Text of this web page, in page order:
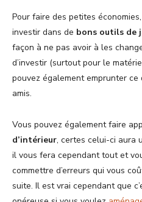
Pour faire des petites
investir dans de bons outils de
façon à ne pas avoir à les
d’investir (surtout pour le
pouvez également emprunter
amis.
Vous pouvez également faire
d’intérieur, certes celui-ci aura
il vous fera cependant tout et
commettre d’erreurs qui vous
suite. Il est vrai cependant que